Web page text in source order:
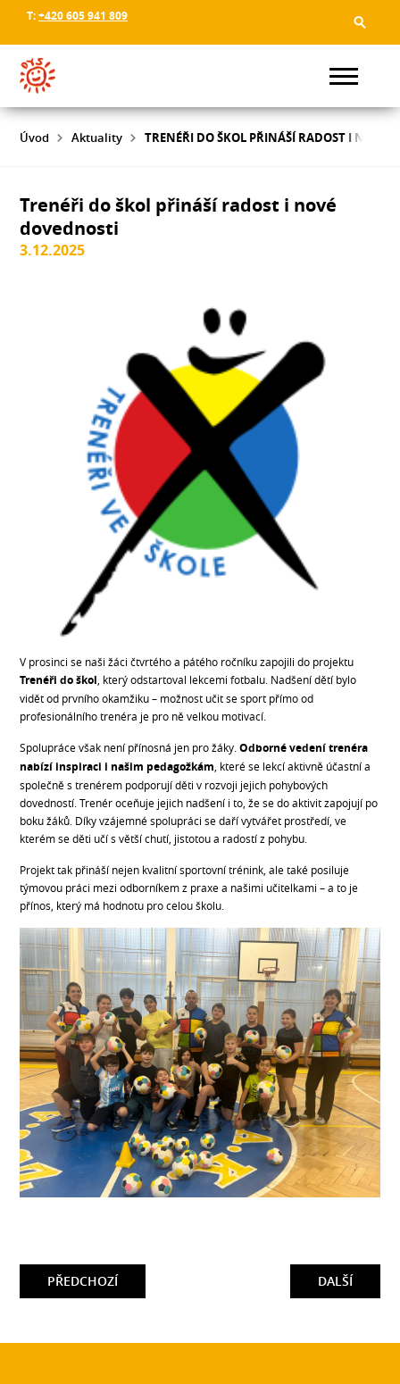
T:+420 605 941 809
Úvod Aktuality TRENÉŘI DO ŠKOL PŘINÁŠÍ RADOST I NOVÉ
Trenéři do škol přináší radost i nové
dovednosti
3.12.2025
V prosinci se naši žáci čtvrtého a pátého ročníku zapojili do projektu
Trenéři do škol , který odstartoval lekcemi fotbalu. Nadšení dětí bylo
vidět od prvního okamžiku – možnost učit se sport přímo od
profesionálního trenéra je pro ně velkou motivací.
Spolupráce však není přínosná jen pro žáky.Odborné vedení trenéra
nabízí inspiraci i našim pedagožkám , které se lekcí aktivně účastní a
společně s trenérem podporují děti v rozvoji jejich pohybových
dovedností. Trenér oceňuje jejich nadšení i to, že se do aktivit zapojují po
boku žáků. Díky vzájemné spolupráci se daří vytvářet prostředí, ve
kterém se děti učí s větší chutí, jistotou a radostí z pohybu.
Projekt tak přináší nejen kvalitní sportovní trénink, ale také posiluje
týmovou práci mezi odborníkem z praxe a našimi učitelkami – a to je
přínos, který má hodnotu pro celou školu.
DALŠÍ
PŘEDCHOZÍ